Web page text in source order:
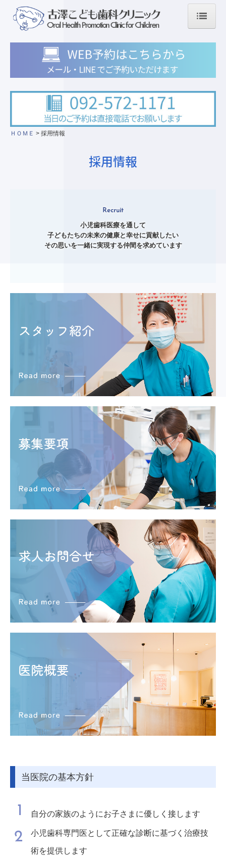
初めて来院される患者さま
年齢に応じたケアを
0－3歳
保育園・幼稚園
小学生
1歳半 歯科健診
院長紹介
院内の様子
院内感染対策
医療安全確保の指針
施設基準
スタッフ紹介
募集要項
求人お問合せ
ＨＯＭＥ 採用情報
採用情報
Recruit
小児歯科医療を通して
子どもたちの未来の健康と幸せに貢献したい
その思いを一緒に実現する仲間を求めています
当医院の基本方針
1 自分の家族のようにお子さまに優しく接します
2 小児歯科専門医として正確な診断に基づく治療技
術を提供します